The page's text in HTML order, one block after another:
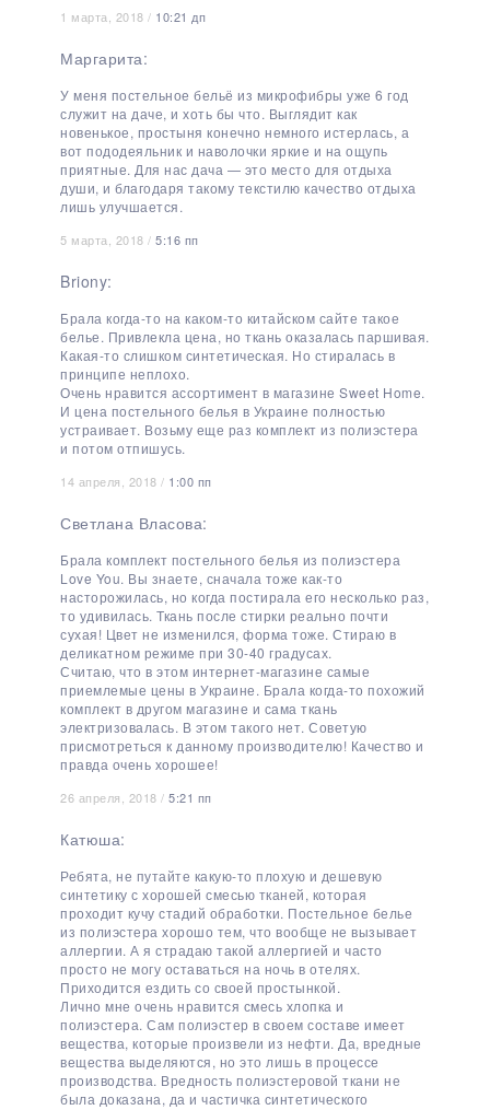
1 марта, 2018 / 10:21 дп
Маргарита:
У меня постельное бельё из микрофибры уже 6 год
служит на даче, и хоть бы что. Выглядит как
новенькое, простыня конечно немного истерлась, а
вот пододеяльник и наволочки яркие и на ощупь
приятные. Для нас дача — это место для отдыха
души, и благодаря такому текстилю качество отдыха
лишь улучшается.
5 марта, 2018 / 5:16 пп
Briony:
Брала когда-то на каком-то китайском сайте такое
белье. Привлекла цена, но ткань оказалась паршивая.
Какая-то слишком синтетическая. Но стиралась в
принципе неплохо.
Очень нравится ассортимент в магазине Sweet Home.
И цена постельного белья в Украине полностью
устраивает. Возьму еще раз комплект из полиэстера
и потом отпишусь.
14 апреля, 2018 / 1:00 пп
Светлана Власова:
Брала комплект постельного белья из полиэстера
Love You. Вы знаете, сначала тоже как-то
насторожилась, но когда постирала его несколько раз,
то удивилась. Ткань после стирки реально почти
сухая! Цвет не изменился, форма тоже. Стираю в
деликатном режиме при 30-40 градусах.
Считаю, что в этом интернет-магазине самые
приемлемые цены в Украине. Брала когда-то похожий
комплект в другом магазине и сама ткань
электризовалась. В этом такого нет. Советую
присмотреться к данному производителю! Качество и
правда очень хорошее!
26 апреля, 2018 / 5:21 пп
Катюша:
Ребята, не путайте какую-то плохую и дешевую
синтетику с хорошей смесью тканей, которая
проходит кучу стадий обработки. Постельное белье
из полиэстера хорошо тем, что вообще не вызывает
аллергии. А я страдаю такой аллергией и часто
просто не могу оставаться на ночь в отелях.
Приходится ездить со своей простынкой.
Лично мне очень нравится смесь хлопка и
полиэстера. Сам полиэстер в своем составе имеет
вещества, которые произвели из нефти. Да, вредные
вещества выделяются, но это лишь в процессе
производства. Вредность полиэстеровой ткани не
была доказана, да и частичка синтетического